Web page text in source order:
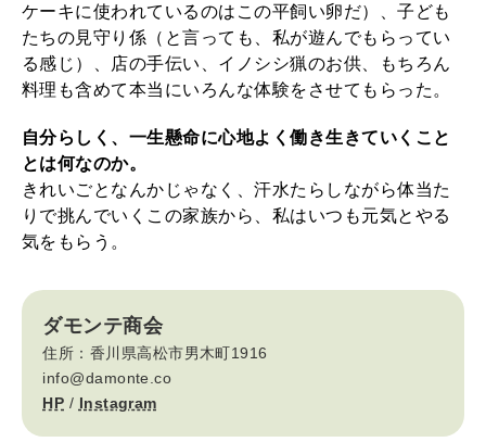
ケーキに使われているのはこの平飼い卵だ）、子ども
たちの見守り係（と言っても、私が遊んでもらってい
る感じ）、店の手伝い、イノシシ猟のお供、もちろん
料理も含めて本当にいろんな体験をさせてもらった。
自分らしく、一生懸命に心地よく働き生きていくこと
とは何なのか。
きれいごとなんかじゃなく、汗水たらしながら体当た
りで挑んでいくこの家族から、私はいつも元気とやる
気をもらう。
ダモンテ商会
住所：香川県高松市男木町1916
info@damonte.co
HP / Instagram